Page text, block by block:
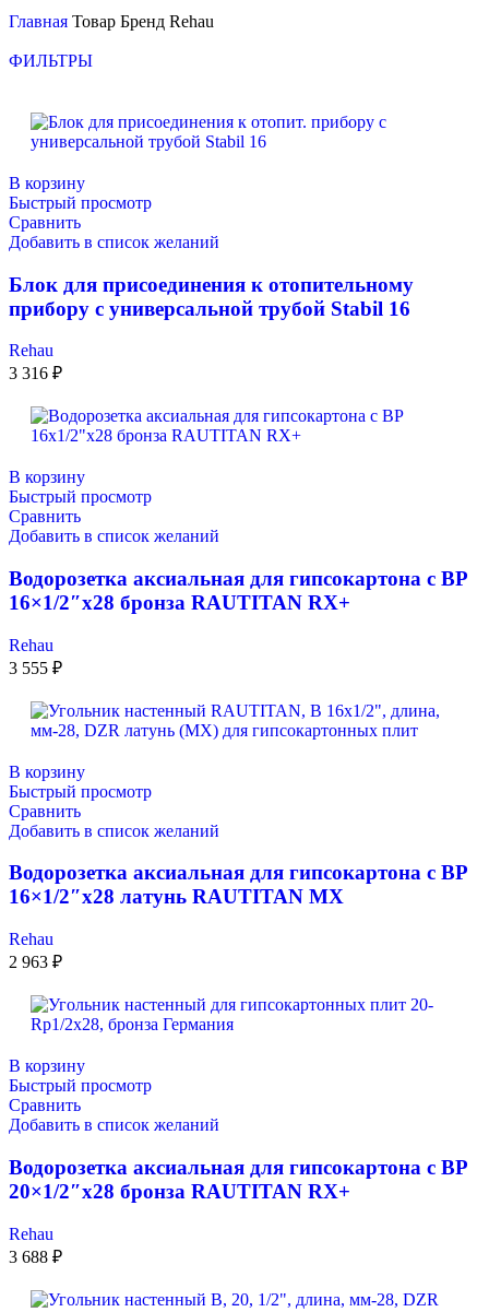
Главная Товар Бренд Rehau
ФИЛЬТРЫ
В корзину
Быстрый просмотр
Сравнить
Добавить в список желаний
Блок для присоединения к отопительному
прибору с универсальной трубой Stabil 16
Rehau
3 316 ₽
В корзину
Быстрый просмотр
Сравнить
Добавить в список желаний
Водорозетка аксиальная для гипсокартона с ВР
16×1/2″x28 бронза RAUTITAN RX+
Rehau
3 555 ₽
В корзину
Быстрый просмотр
Сравнить
Добавить в список желаний
Водорозетка аксиальная для гипсокартона с ВР
16×1/2″x28 латунь RAUTITAN MX
Rehau
2 963 ₽
В корзину
Быстрый просмотр
Сравнить
Добавить в список желаний
Водорозетка аксиальная для гипсокартона с ВР
20×1/2″x28 бронза RAUTITAN RX+
Rehau
3 688 ₽